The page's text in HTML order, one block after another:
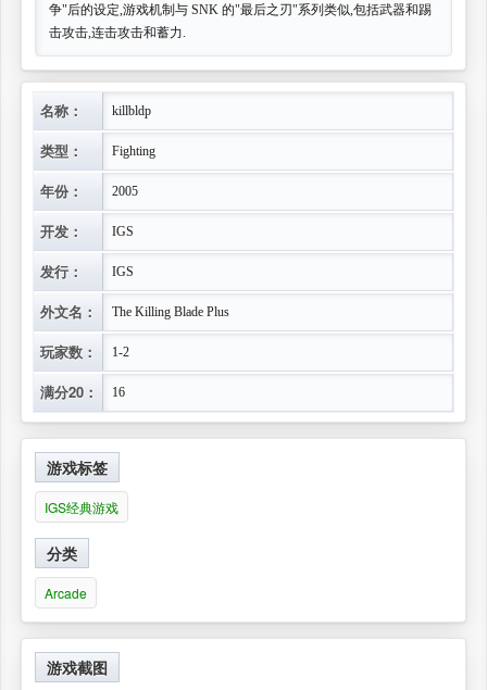
争"后的设定,游戏机制与 SNK 的"最后之刃"系列类似,包括武器和踢
击攻击,连击攻击和蓄力.
名称： killbldp
类型： Fighting
年份： 2005
开发： IGS
发行： IGS
外文名： The Killing Blade Plus
玩家数： 1-2
满分20： 16
游戏标签
IGS经典游戏
分类
Arcade
游戏截图